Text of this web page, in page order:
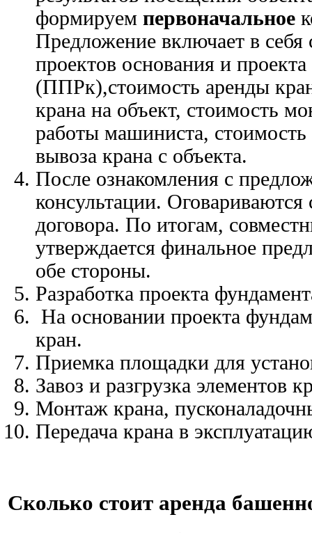
формируем первоначальное
Предложение включает в себя
проектов основания и
(ППРк),стоимость аренды
крана на объект, стоимость
работы машиниста,
вывоза крана с объекта.
После ознакомления с
консультации.
договора. По итогам,
утверждается финальное
обе стороны.
Разработка проекта
На основании проекта
кран.
Приемка площадки для
Завоз и разгрузка элементов
Монтаж крана,
Передача крана в
Сколько стоит аренда